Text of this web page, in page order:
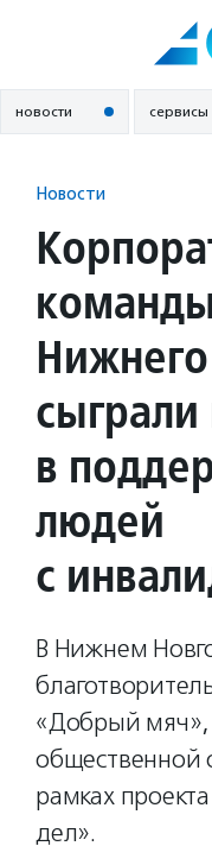
новости сервисы
Новости
в
людей
с
В Нижнем
«Добрый мяч»,
общественной
рамках
дел».